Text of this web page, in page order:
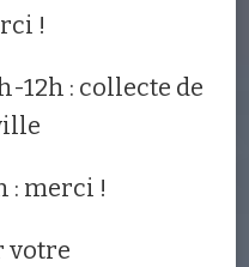
!
12h : collecte de
: merci !
votre